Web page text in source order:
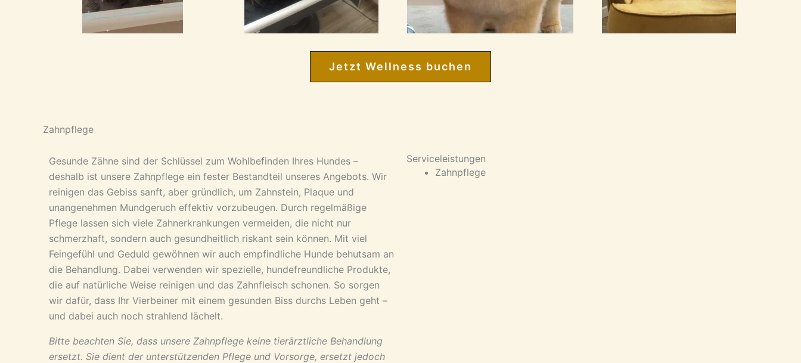
Jetzt Wellness buchen
Zahnpflege
Gesunde Zähne sind der Schlüssel zum Wohlbefinden Ihres Hundes –
deshalb ist unsere Zahnpflege ein fester Bestandteil unseres Angebots. Wir
reinigen das Gebiss sanft, aber gründlich, um Zahnstein, Plaque und
unangenehmen Mundgeruch effektiv vorzubeugen. Durch regelmäßige
Pflege lassen sich viele Zahnerkrankungen vermeiden, die nicht nur
schmerzhaft, sondern auch gesundheitlich riskant sein können. Mit viel
Feingefühl und Geduld gewöhnen wir auch empfindliche Hunde behutsam an
die Behandlung. Dabei verwenden wir spezielle, hundefreundliche Produkte,
die auf natürliche Weise reinigen und das Zahnfleisch schonen. So sorgen
wir dafür, dass Ihr Vierbeiner mit einem gesunden Biss durchs Leben geht –
und dabei auch noch strahlend lächelt.
Bitte beachten Sie, dass unsere Zahnpflege keine tierärztliche Behandlung
ersetzt. Sie dient der unterstützenden Pflege und Vorsorge, ersetzt jedoch
Serviceleistungen
Zahnpflege